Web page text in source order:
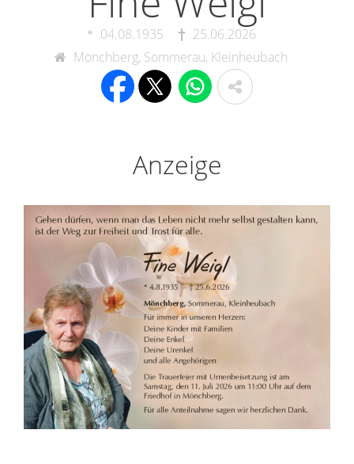
04.08.1935
25.06.2026
Mönchberg, Sommerau, Kleinheubach
Anzeige